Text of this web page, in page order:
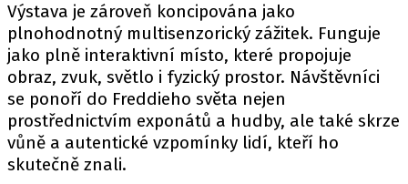
Výstava je zároveň koncipována jako
plnohodnotný multisenzorický zážitek. Funguje
jako plně interaktivní místo, které propojuje
obraz, zvuk, světlo i fyzický prostor. Návštěvníci
se ponoří do Freddieho světa nejen
prostřednictvím exponátů a hudby, ale také skrze
vůně a autentické vzpomínky lidí, kteří ho
skutečně znali.